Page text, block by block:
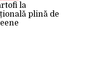
la
plină de